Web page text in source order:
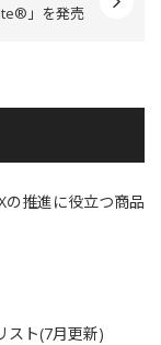
」を発売
の推進に役立つ商品
ト(7月更新)